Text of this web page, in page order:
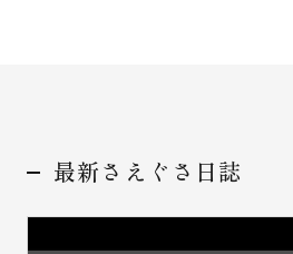
最新さえぐさ日誌